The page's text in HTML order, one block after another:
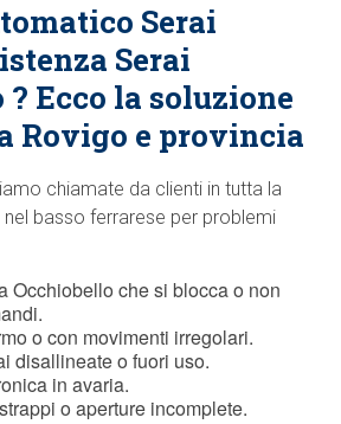
Serai
Serai
Ecco la soluzione
Rovigo e provincia
chiamate da clienti in tutta la
basso ferrarese per problemi
Occhiobello che si blocca o non
o con movimenti irregolari.
disallineate o fuori uso.
in avaria.
o aperture incomplete.